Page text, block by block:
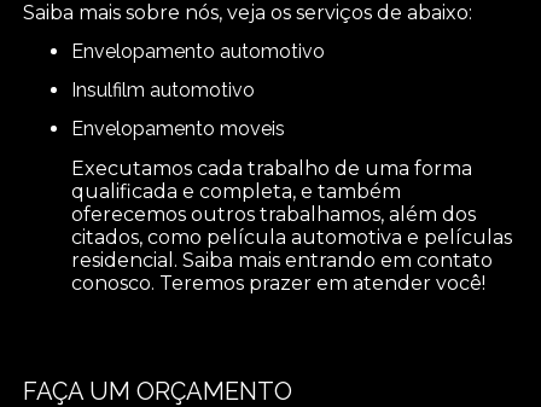
Saiba mais sobre nós, veja os serviços de abaixo:
envelopamento automotivo
insulfilm automotivo
envelopamento moveis
Executamos cada trabalho de uma forma
qualificada e completa, e também
oferecemos outros trabalhamos, além dos
citados, como película automotiva e películas
residencial. Saiba mais entrando em contato
conosco. Teremos prazer em atender você!
FAÇA UM ORÇAMENTO